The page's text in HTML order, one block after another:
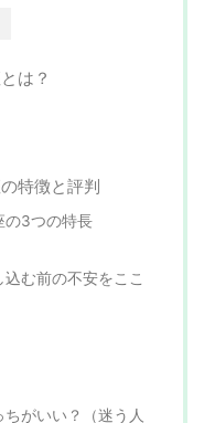
は？
特徴と評判
の3つの特長
む前の不安をここ
がいい？（迷う人